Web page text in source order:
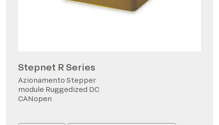
Stepnet R Series
Azionamento Stepper
module Ruggedized DC
CANopen